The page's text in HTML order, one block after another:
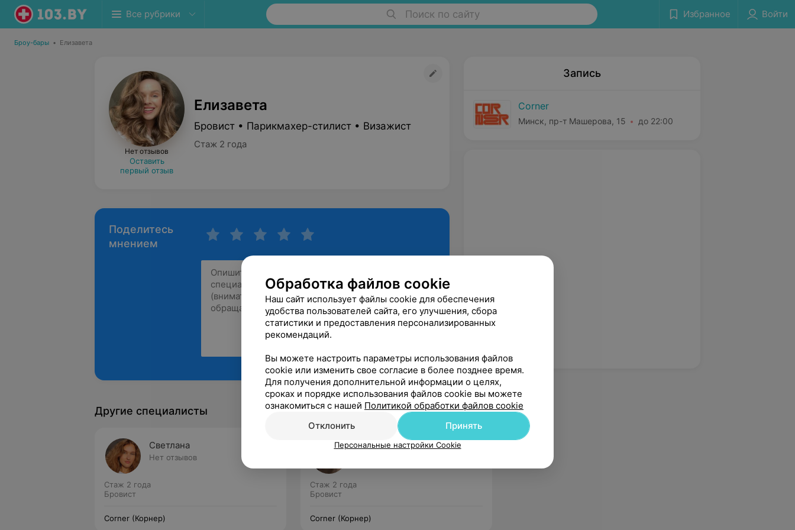
Все рубрики Поиск по сайту Избранное Войти
Броу-бары • Елизавета
Нет отзывов
Оставить
первый отзыв
Елизавета
Бровист • Парикмахер-стилист • Визажист
Стаж 2 года
Поделитесь
мнением
Запись
Corner
Минск, пр-т Машерова, 15 до 22:00
Другие специалисты
Светлана
Нет отзывов
Стаж 2 года
Бровист
Corner (Корнер)
Валерия
Стаж 2 года
Бровист
Corner (Корнер)
Обработка файлов cookie
Наш сайт использует файлы cookie для обеспечения
удобства пользователей сайта, его улучшения, сбора
статистики и предоставления персонализированных
рекомендаций.
Вы можете настроить параметры использования файлов
cookie или изменить свое согласие в более позднее время.
Для получения дополнительной информации о целях,
сроках и порядке использования файлов cookie вы можете
ознакомиться с нашей Политикой обработки файлов cookie
Отклонить
Принять
Персональные настройки Cookie